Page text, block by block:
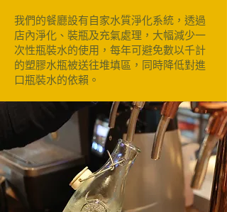
我們的餐廳設有自家水質淨化系統，透過
店內淨化、裝瓶及充氣處理，大幅減少一
次性瓶裝水的使用，每年可避免數以千計
的塑膠水瓶被送往堆填區，同時降低對進
口瓶裝水的依賴。